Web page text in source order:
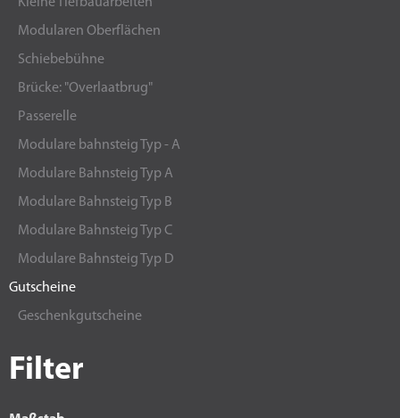
Modularen Oberflächen
Schiebebühne
Brücke: "Overlaatbrug"
Passerelle
Modulare bahnsteig Typ - A
Modulare Bahnsteig Typ A
Modulare Bahnsteig Typ B
Modulare Bahnsteig Typ C
Modulare Bahnsteig Typ D
Gutscheine
Geschenkgutscheine
Filter